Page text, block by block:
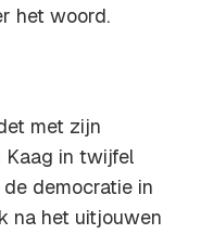
het woord.
met zijn
Kaag in twijfel
democratie in
na het uitjouwen